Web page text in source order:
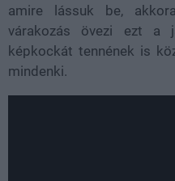
amire lássuk be,
várakozás övezi ezt a
képkockát tennének is
mindenki.